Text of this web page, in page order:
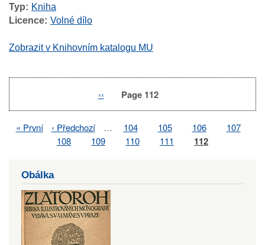
Typ
Kniha
Licence Volné dílo
Zobrazit v Knihovním katalogu MU
Previous
‹‹ Page 112
Pagination
First
« První
Previous
page
‹ Předchozí … Page
104 Page
105 Page
106 Page
107
Page
108 Page
109 Page
110 Page
111 Page
112
Obálka